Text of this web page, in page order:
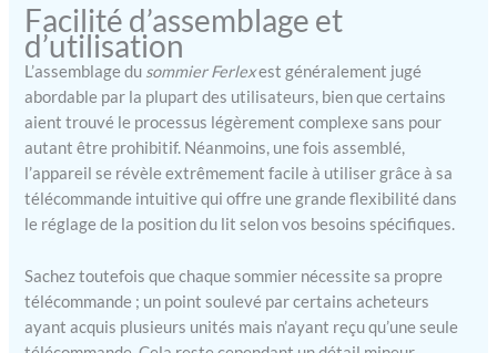
offrant ainsi un
calme pour le repos.
LIVRAISON ET MONTAGE:
Le lit à sommier électrique
est livré au pied de la rue
avec un design compact
facilitant son transport. Il
comprend des instructions
claires pour garantir un
permettant une installation
sans complications.
Facilité d’assemblage et
d’utilisation
L’assemblage du sommier Ferlexest généralement jugé
abordable par la plupart des utilisateurs, bien que certains
aient trouvé le processus légèrement complexe sans pour
autant être prohibitif. Néanmoins, une fois assemblé,
l’appareil se révèle extrêmement facile à utiliser grâce à sa
télécommande intuitive qui offre une grande flexibilité dans
le réglage de la position du lit selon vos besoins spécifiques.
Sachez toutefois que chaque sommier nécessite sa propre
télécommande ; un point soulevé par certains acheteurs
ayant acquis plusieurs unités mais n’ayant reçu qu’une seule